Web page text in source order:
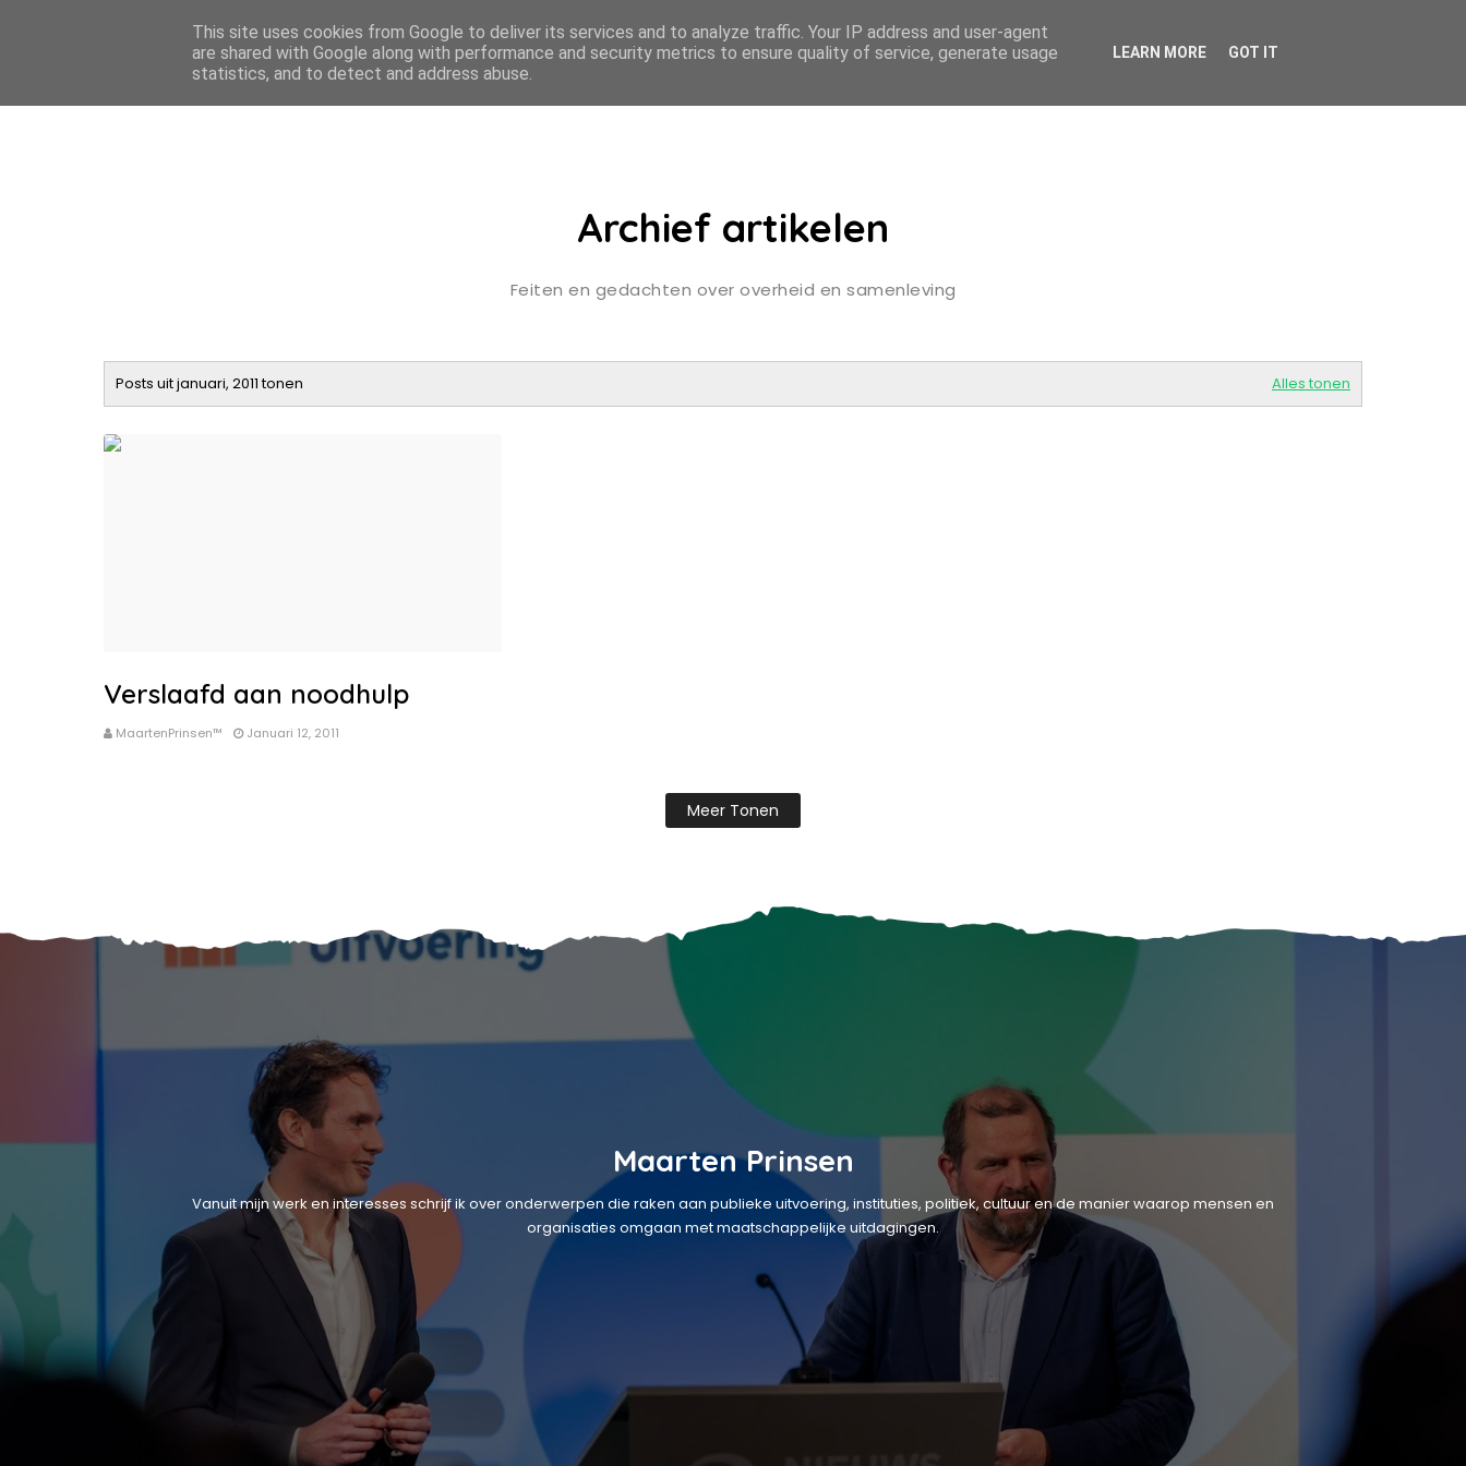
MaartenPrinsen.nl HOME
Archief artikelen
Feiten en gedachten over overheid en samenleving
Posts uit januari, 2011 tonen Alles tonen
Verslaafd aan noodhulp
MaartenPrinsen™ Januari 12, 2011
Meer Tonen
Maarten Prinsen
Vanuit mijn werk en interesses schrijf ik over onderwerpen die raken aan publieke uitvoering, instituties, politiek, cultuur en de manier waarop mensen en
organisaties omgaan met maatschappelijke uitdagingen.
This site uses cookies from Google to deliver its services and to analyze traffic. Your IP address and user-agent
are shared with Google along with performance and security metrics to ensure quality of service, generate usage
statistics, and to detect and address abuse.
LEARN MORE GOT IT